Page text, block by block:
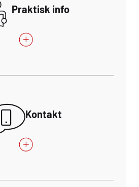
Praktisk info
Kontakt